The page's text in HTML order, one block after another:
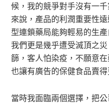
候，我的競爭對手沒有一
來說，產品的利潤重要性
型連鎖藥局能夠輕易的生
我們更是幾乎遭受滅頂之
篩，客人怕染疫，不願意
也讓有廣告的保健食品賣得
當時我面臨兩個選擇，把